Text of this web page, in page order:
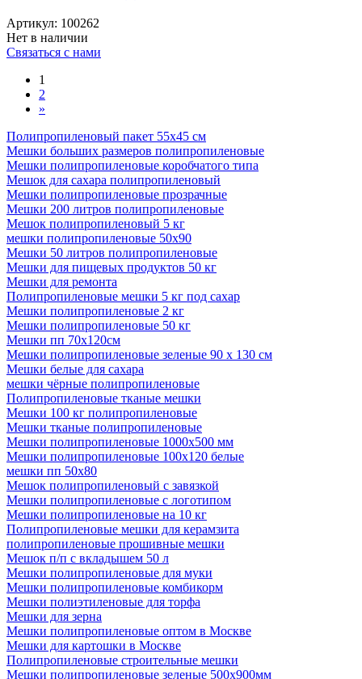
Артикул: 100262
Нет в наличии
Связаться с нами
1
2
»
Полипропиленовый пакет 55х45 см
Мешки больших размеров полипропиленовые
Мешки полипропиленовые коробчатого типа
Мешок для сахара полипропиленовый
Мешки полипропиленовые прозрачные
Мешки 200 литров полипропиленовые
Мешок полипропиленовый 5 кг
мешки полипропиленовые 50х90
Мешки 50 литров полипропиленовые
Мешки для пищевых продуктов 50 кг
Мешки для ремонта
Полипропиленовые мешки 5 кг под сахар
Мешки полипропиленовые 2 кг
Мешки полипропиленовые 50 кг
Мешки пп 70x120см
Мешки полипропиленовые зеленые 90 x 130 см
Мешки белые для сахара
мешки чёрные полипропиленовые
Полипропиленовые тканые мешки
Мешки 100 кг полипропиленовые
Мешки тканые полипропиленовые
Мешки полипропиленовые 1000х500 мм
Мешки полипропиленовые 100х120 белые
мешки пп 50х80
Мешок полипропиленовый с завязкой
Мешки полипропиленовые с логотипом
Мешки полипропиленовые на 10 кг
Полипропиленовые мешки для керамзита
полипропиленовые прошивные мешки
Мешок п/п с вкладышем 50 л
Мешки полипропиленовые для муки
Мешки полипропиленовые комбикорм
Мешки полиэтиленовые для торфа
Мешки для зерна
Мешки полипропиленовые оптом в Москве
Мешки для картошки в Москве
Полипропиленовые строительные мешки
Мешки полипропиленовые зеленые 500х900мм